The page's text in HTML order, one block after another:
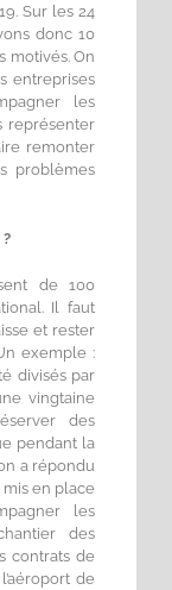
Sur les 24
donc 10
motivés. On
entreprises
les
représenter
remonter
problèmes
de 100
Il faut
et rester
exemple :
divisés par
vingtaine
des
pendant la
a répondu
mis en place
les
des
contrats de
de